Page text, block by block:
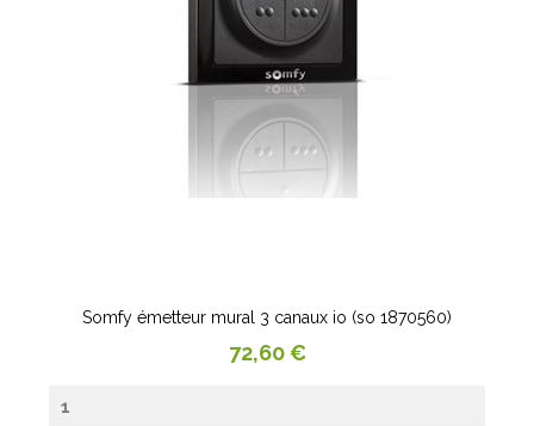
Somfy émetteur mural 3 canaux io (so 1870560)
Prix
72,60 €